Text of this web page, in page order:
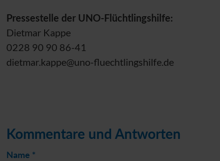
Pressestelle der UNO-Flüchtlingshilfe:
Dietmar Kappe
0228 90 90 86-41
dietmar.kappe@uno-fluechtlingshilfe.de
Kommentare und Antworten
Name *